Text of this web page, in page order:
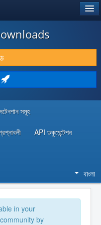
সমূহ
API ডকুমেন্টেশন
বাংলা
in your
by